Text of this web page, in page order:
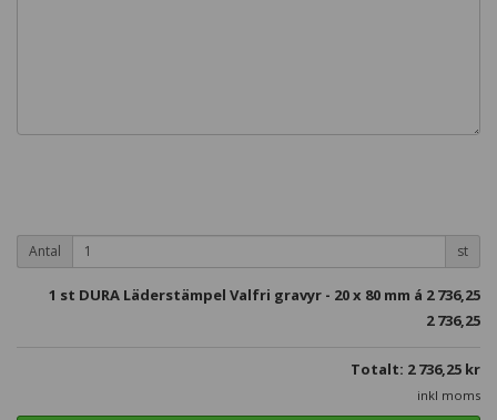
Antal st
1 st DURA Läderstämpel Valfri gravyr - 20 x 80 mm á 2 736,25
2 736,25
Totalt: 2 736,25 kr
inkl moms